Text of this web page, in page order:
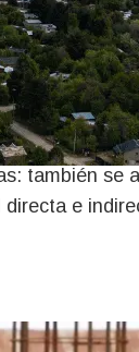
también se
e